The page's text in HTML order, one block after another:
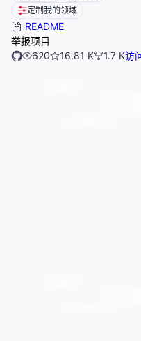
定制我的领域
README
举报项目
620
16.81 K 1.7 K访